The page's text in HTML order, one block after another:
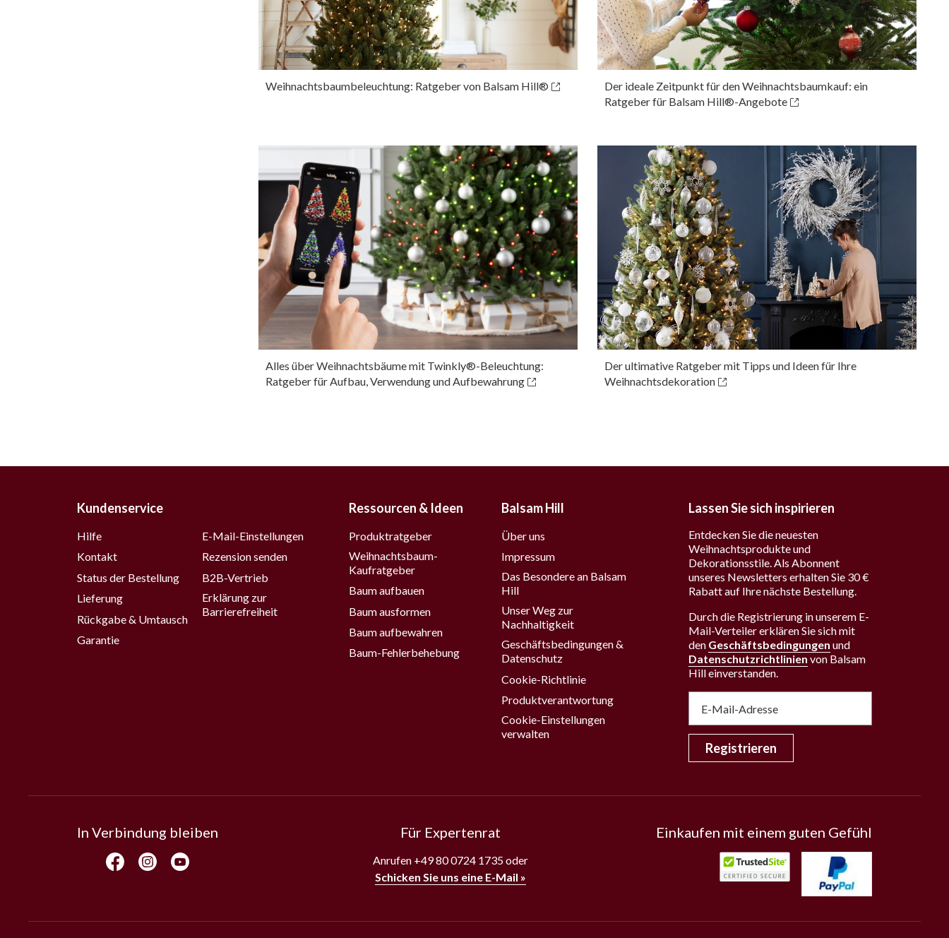
Weihnachtsbaumbeleuchtung: Ratgeber von Balsam Hill®
Der ideale Zeitpunkt für den Weihnachtsbaumkauf: ein
Ratgeber für Balsam Hill®-Angebote
Alles über Weihnachtsbäume mit Twinkly®-Beleuchtung:
Ratgeber für Aufbau, Verwendung und Aufbewahrung
Der ultimative Ratgeber mit Tipps und Ideen für Ihre
Weihnachtsdekoration
Kundenservice
Hilfe
Kontakt
Status der Bestellung
Lieferung
Rückgabe & Umtausch
Garantie
E-Mail-Einstellungen
Rezension senden
B2B-Vertrieb
Erklärung zur
Barrierefreiheit
Ressourcen & Ideen
Produktratgeber
Weihnachtsbaum-
Kaufratgeber
Baum aufbauen
Baum ausformen
Baum aufbewahren
Baum-Fehlerbehebung
Balsam Hill
Über uns
Impressum
Das Besondere an Balsam
Hill
Unser Weg zur
Nachhaltigkeit
Geschäftsbedingungen &
Datenschutz
Cookie-Richtlinie
Produktverantwortung
Cookie-Einstellungen
verwalten
Lassen Sie sich inspirieren
Entdecken Sie die neuesten
Weihnachtsprodukte und
Dekorationsstile. Als Abonnent
unseres Newsletters erhalten Sie 30 €
Rabatt auf Ihre nächste Bestellung.
Durch die Registrierung in unserem E-
Mail-Verteiler erklären Sie sich mit
den Geschäftsbedingungen und
Datenschutzrichtlinien von Balsam
Hill einverstanden.
Registrieren
In Verbindung bleiben Für Expertenrat
Anrufen +49 80 0724 1735oder
Schicken Sie uns eine E-Mail »
Einkaufen mit einem guten Gefühl